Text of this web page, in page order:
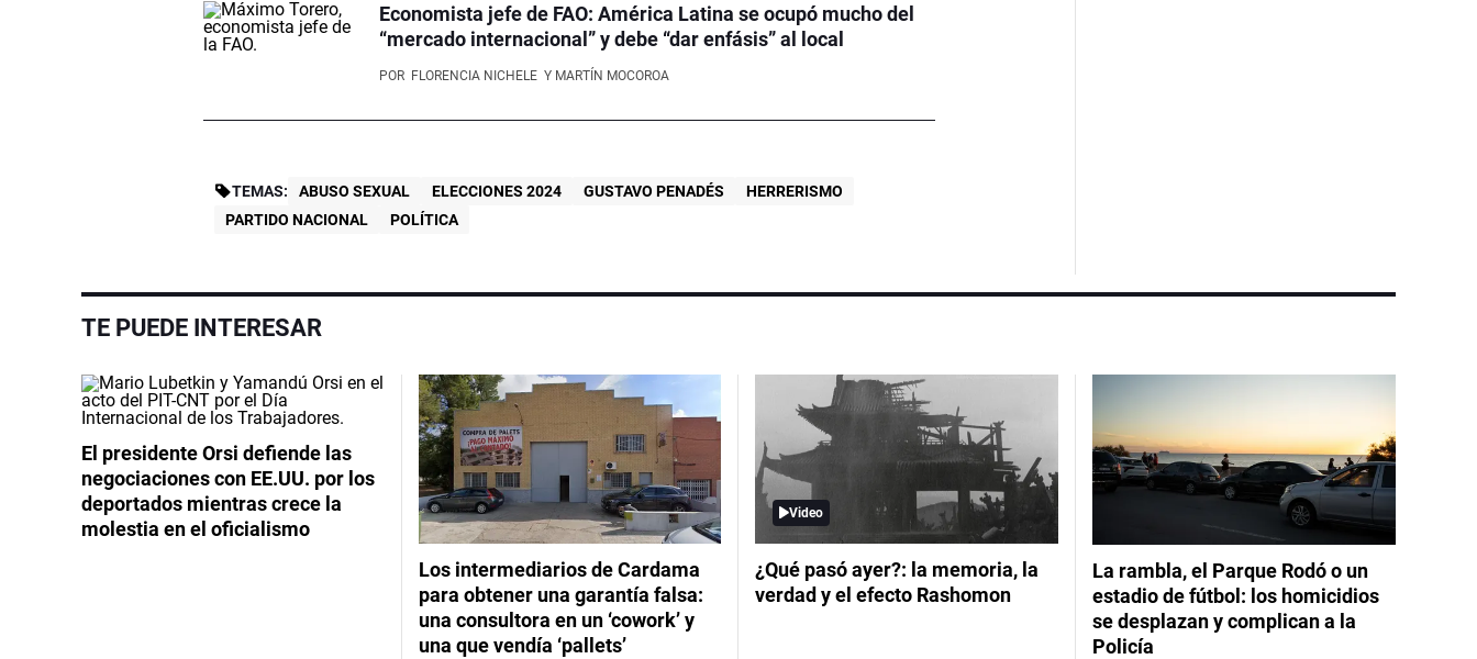
Economista jefe de FAO: América Latina se ocupó mucho del
“mercado internacional” y debe “dar enfásis” al local
POR FLORENCIA NICHELE Y MARTÍN MOCOROA
TEMAS: ABUSO SEXUAL ELECCIONES 2024 GUSTAVO PENADÉS
HERRERISMO
PARTIDO NACIONAL
POLÍTICA
TE PUEDE INTERESAR
El presidente Orsi defiende las
negociaciones con EE.UU. por los
deportados mientras crece la
molestia en el oficialismo
Los intermediarios de Cardama
para obtener una garantía falsa:
una consultora en un ‘cowork’ y
una que vendía ‘pallets’
Video
¿Qué pasó ayer?: la memoria, la
verdad y el efecto Rashomon
La rambla, el Parque Rodó o un
estadio de fútbol: los homicidios
se desplazan y complican a la
Policía